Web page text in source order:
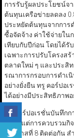
การรับรู้ผลประโยชน์จ
ต้นทุนเครือข่ายลดลง
ประหยัดต้นทุนจากการ
ซื้อจัดจ้าง ค่าใช้จ่ายใน
เทียบกับปีก่อน โดยได้
เฉพาะการปรับโครงส
ตลาดใหม่ ๆ และประสิ
รณาการกรอบการดำเ
อย่างยั่งยืน ทรู คอร์ปอ
ได้อย่างมีประสิทธิภาพอ
ทรู คอร์ปอเรชั่นบันทึก
นับตั้งแต่การควบรวมกิจ
ไตรมาสที่ 8 ติดต่อกัน ส